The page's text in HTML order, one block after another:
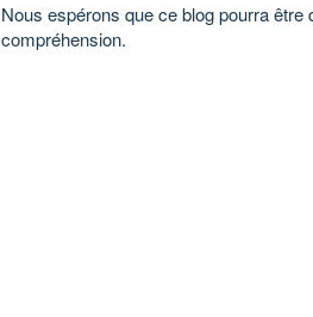
Nous espérons que ce blog pourra
compréhension.